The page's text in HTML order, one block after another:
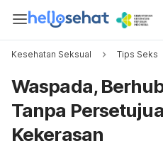
Kesehatan Seksual Tips Seks
Waspada,
Tanpa
Kekerasan